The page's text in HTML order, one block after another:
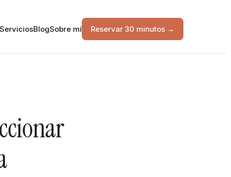
ServiciosBlogSobre mí Reservar 30 minutos →